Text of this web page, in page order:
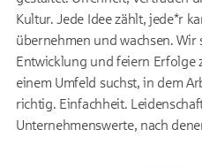
Kultur. Jede Idee zählt, jede*r
übernehmen und wachsen.
Entwicklung und feiern Erfolge
einem Umfeld suchst, in dem
richtig. Einfachheit.
Unternehmenswerte, nach